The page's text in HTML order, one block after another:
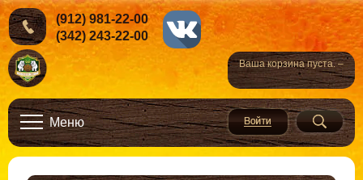
Ваша корзина пуста. –
(912) 981-22-00
(342) 243-22-00
Меню